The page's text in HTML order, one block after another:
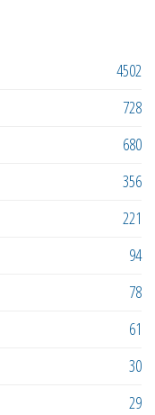
4502
728
680
356
221
94
78
61
30
29